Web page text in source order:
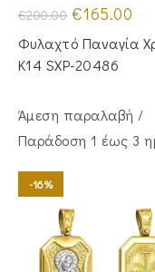
€200.00 Original
price
was:
€200.00.
€165.00
τιμή
Φυλαχτό Παναγία
Κ14 SXP-20486
Άμεση παραλαβή /
Παράδoση 1 έως 3
-16%